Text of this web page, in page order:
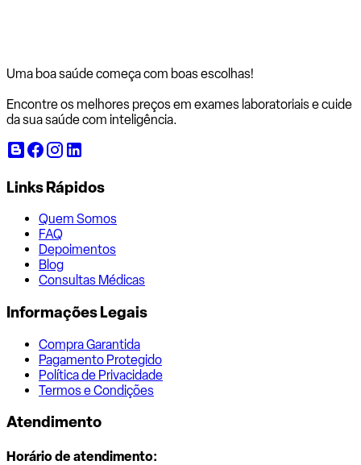
Uma boa saúde começa com boas escolhas!
Encontre os melhores preços em exames laboratoriais e cuide
da sua saúde com inteligência.
Links Rápidos
Quem Somos
FAQ
Depoimentos
Blog
Consultas Médicas
Informações Legais
Compra Garantida
Pagamento Protegido
Política de Privacidade
Termos e Condições
Atendimento
Horário de atendimento: